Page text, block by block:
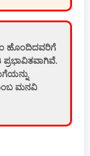
ಹೊಂದಿದವರಿಗೆ
ಮನವಿ